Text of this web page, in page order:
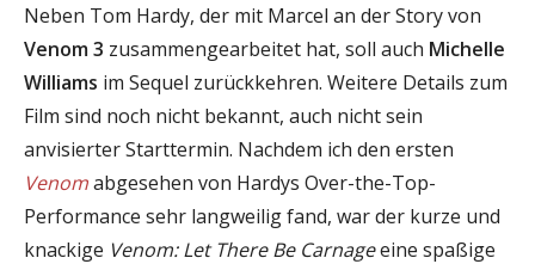
Neben Tom Hardy, der mit Marcel an der Story von
Venom 3 zusammengearbeitet hat, soll auch Michelle
Williams im Sequel zurückkehren. Weitere Details zum
Film sind noch nicht bekannt, auch nicht sein
anvisierter Starttermin. Nachdem ich den ersten
Venomabgesehen von Hardys Over-the-Top-
Performance sehr langweilig fand, war der kurze und
knackige Venom: Let There Be Carnageeine spaßige